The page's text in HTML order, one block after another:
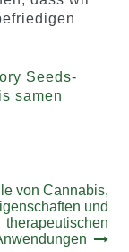
Seeds-
samen
von Cannabis,
und
therapeutischen